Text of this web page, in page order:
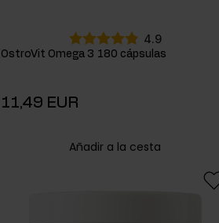
4.9
OstroVit Omega 3 180 cápsulas
11,49 EUR
Añadir a la cesta